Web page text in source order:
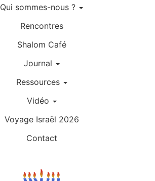
Qui sommes-nous ?
Rencontres
Shalom Café
Journal
Ressources
Vidéo
Voyage Israël 2026
Contact